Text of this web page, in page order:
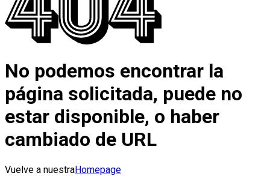
No podemos encontrar la
página solicitada, puede no
estar disponible, o haber
cambiado de URL
Vuelve a nuestraHomepage